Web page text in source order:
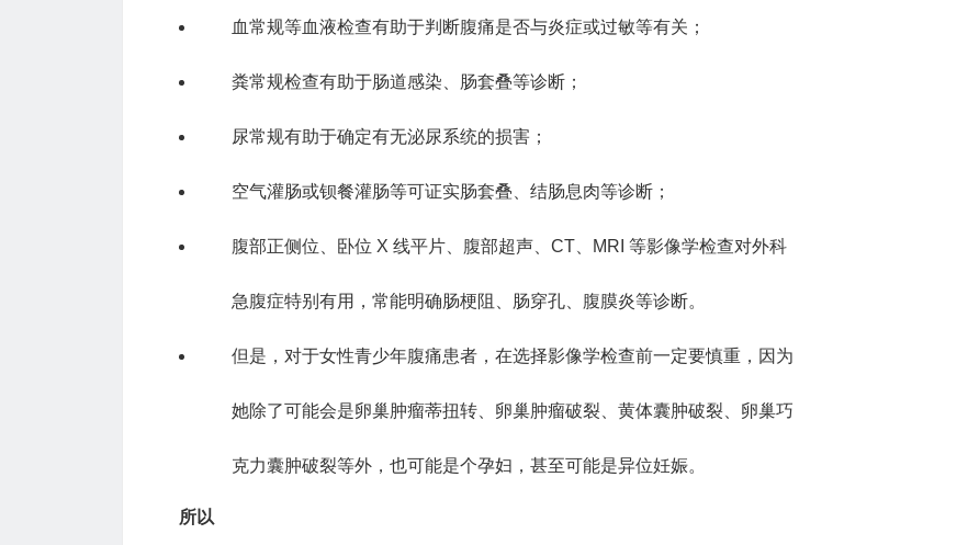
血常规等血液检查有助于判断腹痛是否与炎症或过敏等有关；
粪常规检查有助于肠道感染、肠套叠等诊断；
尿常规有助于确定有无泌尿系统的损害；
空气灌肠或钡餐灌肠等可证实肠套叠、结肠息肉等诊断；
腹部正侧位、卧位 X 线平片、腹部超声、CT、MRI 等影像学检查对外科
急腹症特别有用，常能明确肠梗阻、肠穿孔、腹膜炎等诊断。
但是，对于女性青少年腹痛患者，在选择影像学检查前一定要慎重，因为
她除了可能会是卵巢肿瘤蒂扭转、卵巢肿瘤破裂、黄体囊肿破裂、卵巢巧
克力囊肿破裂等外，也可能是个孕妇，甚至可能是异位妊娠。
所以